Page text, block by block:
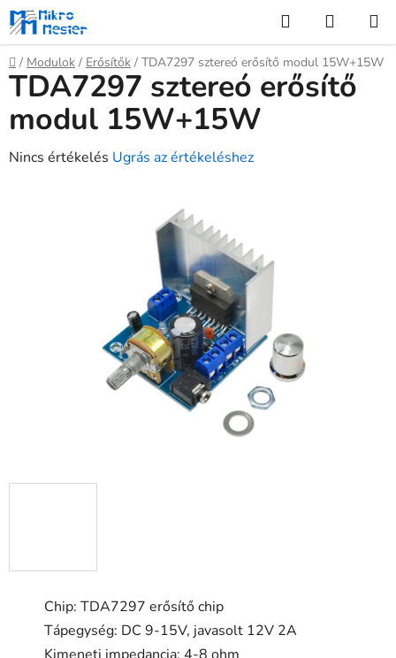
Ugrás
fő
tartalomhoz
KeresésKOSÁR
Kezdőlap
/ Modulok / Erősítők / TDA7297 sztereó erősítő modul 15W+15W
Chip: TDA7297 erősítő chip
Tápegység: DC 9-15V, javasolt 12V 2A
TDA7297 sztereó erősítő
modul 15W+15W
A
Nincs értékelés Ugrás az értékeléshez